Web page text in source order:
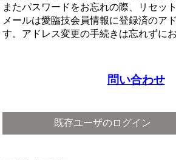
またパスワードをお忘れの際、リセッ
メールは愛臨技会員情報に登録済のア
す。アドレス変更の手続きは忘れずに
問い合わせ
既存ユーザのログイン